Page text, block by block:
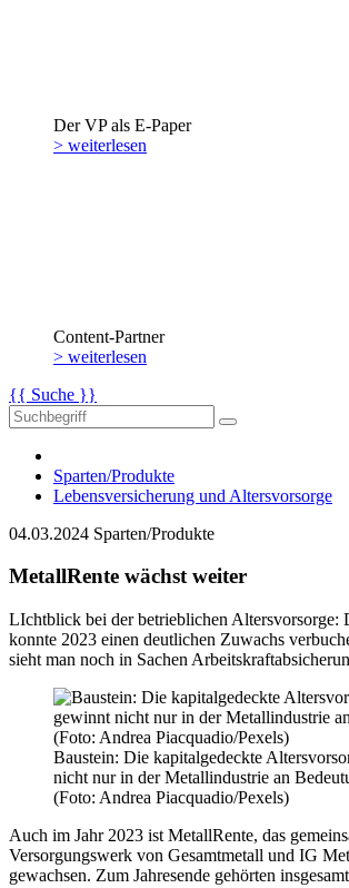
Der VP als E-Paper
> weiterlesen
Content-Partner
> weiterlesen
{{ Suche }}
Sparten/Produkte
Lebensversicherung und Altersvorsorge
04.03.2024 Sparten/Produkte
MetallRente wächst weiter
LIchtblick bei der betrieblichen Altersvorsorge:
konnte 2023 einen deutlichen Zuwachs
sieht man noch in Sachen
Baustein: Die kapitalgedeckte
nicht nur in der Metallindustrie an
(Foto: Andrea Piacquadio/Pexels)
Auch im Jahr 2023 ist MetallRente, das
Versorgungswerk von Gesamtmetall und IG
gewachsen. Zum Jahresende gehörten